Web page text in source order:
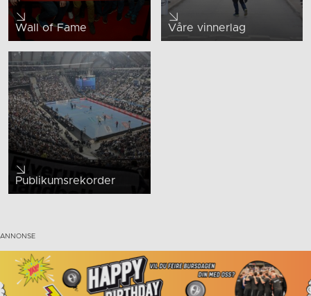
Wall of Fame Våre vinnerlag
Publikumsrekorder